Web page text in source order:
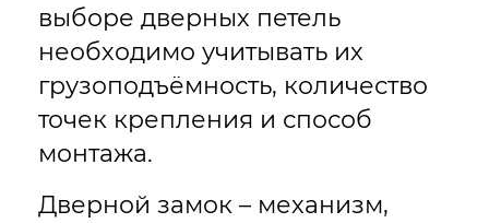
выборе дверных петель
необходимо учитывать их
грузоподъёмность, количество
точек крепления и способ
монтажа.
Дверной замок – механизм,